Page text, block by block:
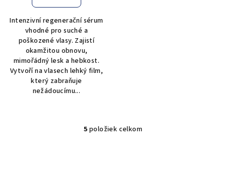
Intenzivní regenerační sérum
vhodné pro suché a
poškozené vlasy. Zajistí
okamžitou obnovu,
mimořádný lesk a hebkost.
Vytvoří na vlasech lehký film,
který zabraňuje
nežádoucímu...
O
5 položiek celkom